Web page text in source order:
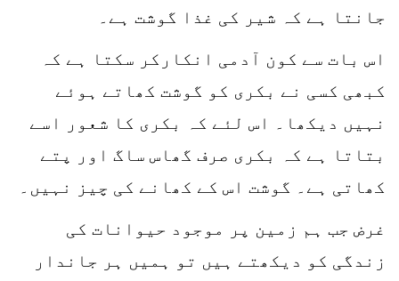
جانتا ہے کہ شیر کی غذا گوشت ہے۔
اس بات سے کون آدمی انکارکر سکتا ہے کہ
کبھی کسی نے بکری کو گوشت کھاتے ہوئے
نہیں دیکھا۔ اس لئے کہ بکری کا شعور اسے
بتاتا ہے کہ بکری صرف گھاس ساگ اور پتے
کھاتی ہے۔ گوشت اس کے کھانے کی چیز نہیں۔
غرض جب ہم زمین پر موجود حیوانات کی
زندگی کو دیکھتے ہیں تو ہمیں ہر جاندار